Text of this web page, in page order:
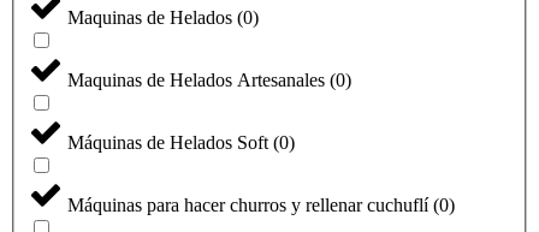
Maquinas de Helados (0)
Maquinas de Helados Artesanales (0)
Máquinas de Helados Soft (0)
Máquinas para hacer churros y rellenar cuchuflí (0)